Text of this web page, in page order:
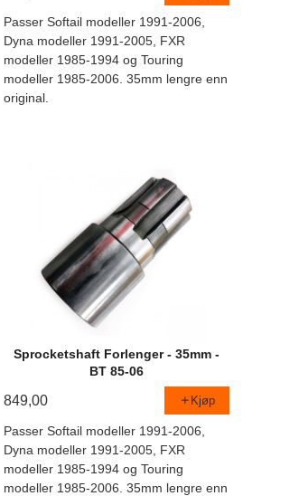
Passer Softail modeller 1991-2006,
Dyna modeller 1991-2005, FXR
modeller 1985-1994 og Touring
modeller 1985-2006. 35mm lengre enn
original.
Sprocketshaft Forlenger - 35mm -
BT 85-06
849,00 Kjøp
Passer Softail modeller 1991-2006,
Dyna modeller 1991-2005, FXR
modeller 1985-1994 og Touring
modeller 1985-2006. 35mm lengre enn